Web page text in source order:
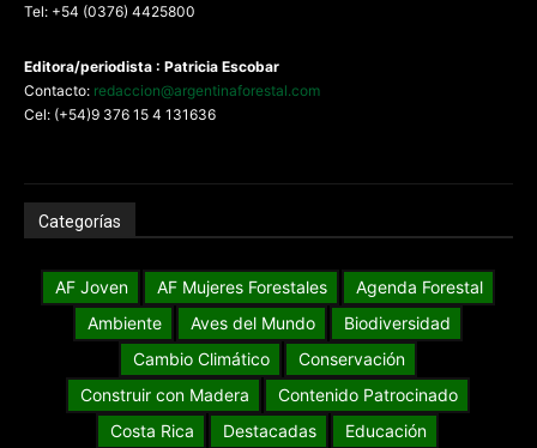
Tel: +54 (0376) 4425800
Editora/periodista : Patricia Escobar
Contacto: redaccion@argentinaforestal.com
Cel: (+54)9 376 15 4 131636
Categorías
AF Joven AF Mujeres Forestales
Agenda Forestal
Ambiente
Aves del Mundo
Biodiversidad
Cambio Climático
Conservación
Construir con Madera
Contenido Patrocinado
Costa Rica
Destacadas
Educación